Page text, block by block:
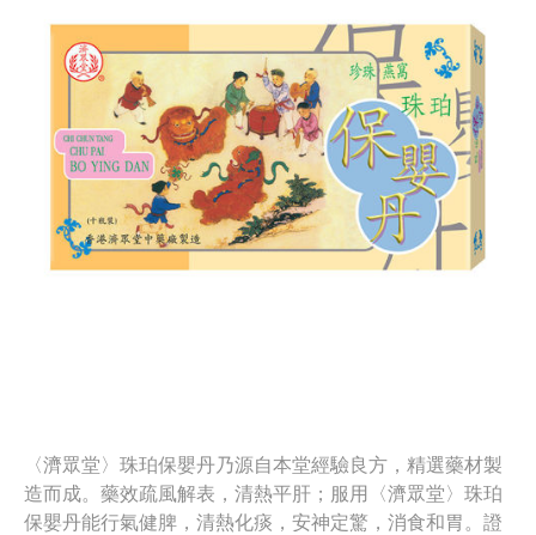
〈濟眾堂〉珠珀保嬰丹乃源自本堂經驗良方，精選藥材製
造而成。藥效疏風解表，清熱平肝；服用〈濟眾堂〉珠珀
保嬰丹能行氣健脾，清熱化痰，安神定驚，消食和胃。證